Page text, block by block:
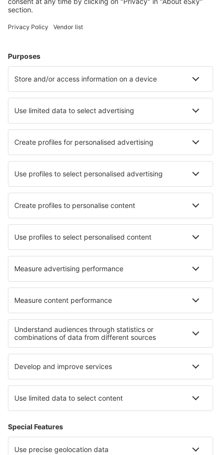
Naplánujte si cestu
Letenky
Ubytování
Let+Hotel
Hotely
Transfery
Sportovní události
Přečtěte si více
Garance nejnižší ceny
Mobilní aplikace
Letecké společnosti
Ryanair
Wizz Air
easyJet
Lufthansa
O eSky
Všeobecné podmínky
Moje rezervace
Politika ochrany soukromí
Podpora a kontakt
Země